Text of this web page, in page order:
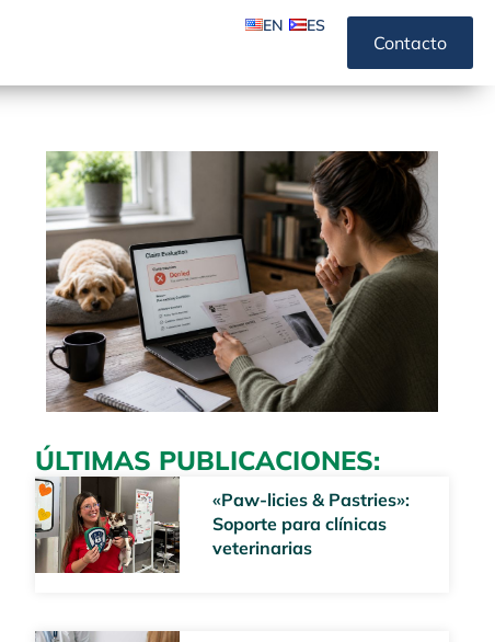
EN ES
Contacto
ÚLTIMAS PUBLICACIONES:
«Paw-licies & Pastries»:
Soporte para clínicas
veterinarias